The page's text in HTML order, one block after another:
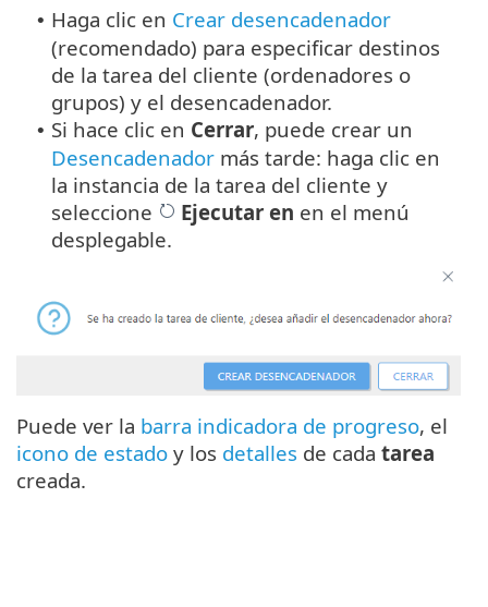
• Haga clic en Crear desencadenador
(recomendado) para especificar destinos
de la tarea del cliente (ordenadores o
grupos) y el desencadenador.
• Si hace clic en Cerrar, puede crear un
Desencadenador más tarde: haga clic en
la instancia de la tarea del cliente y
seleccione
Ejecutar en en el menú
desplegable.
Puede ver la barra indicadora de progreso, el
icono de estado y los detalles de cada tarea
creada.